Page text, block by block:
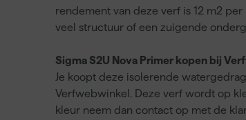
rendement van deze verf is 12 m2
veel structuur of een zuigende
Sigma S2U Nova Primer kopen bij
Je koopt deze isolerende
Verfwebwinkel. Deze verf wordt op
kleur neem dan contact op met de